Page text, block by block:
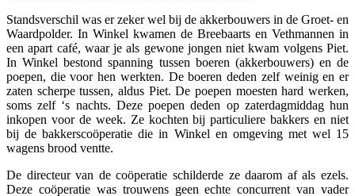
Standsverschil was er zeker wel bij de akkerbouwers in de Groet- en
Waardpolder. In Winkel kwamen de Breebaarts en Vethmannen in
een apart café, waar je als gewone jongen niet kwam volgens Piet.
In Winkel bestond spanning tussen boeren (akkerbouwers) en de
poepen, die voor hen werkten. De boeren deden zelf weinig en er
zaten scherpe tussen, aldus Piet. De poepen moesten hard werken,
soms zelf ‘s nachts. Deze poepen deden op zaterdagmiddag hun
inkopen voor de week. Ze kochten bij particuliere bakkers en niet
bij de bakkerscoöperatie die in Winkel en omgeving met wel 15
wagens brood ventte.
De directeur van de coöperatie schilderde ze daarom af als ezels.
Deze coöperatie was trouwens geen echte concurrent van vader